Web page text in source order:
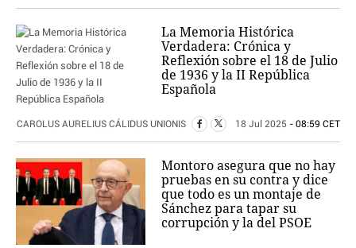
La Memoria Histórica
Verdadera: Crónica y
Reflexión sobre el 18 de Julio
de 1936 y la II República
Española
CAROLUS AURELIUS CÁLIDUS UNIONIS 18 Jul 2025 - 08:59 CET
Montoro asegura que no hay
pruebas en su contra y dice
que todo es un montaje de
Sánchez para tapar su
corrupción y la del PSOE